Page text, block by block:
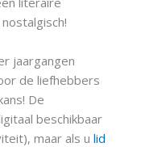
jaargangen
de liefhebbers
De
beschikbaar
maar als u lid